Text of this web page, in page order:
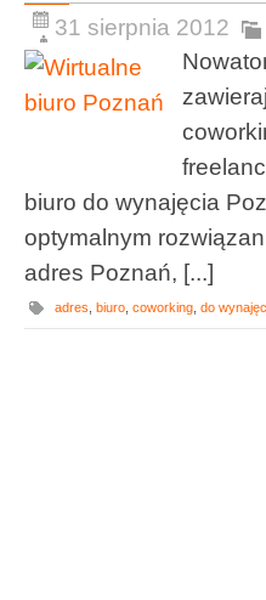
31 sierpnia 2012
biuro do wynajęcia
optymalnym
adres Poznań, [...]
adres biuro coworking do